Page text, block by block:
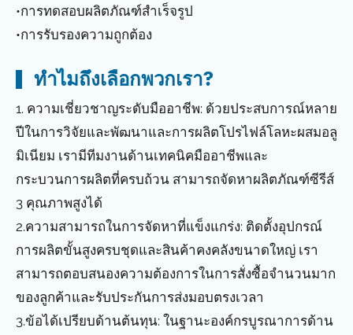
•การทดสอบผลิตภัณฑ์สำเร็จรูป
•การรับรองความถูกต้อง
ทำไมถึงเลือกพวกเรา?
1. ความเชี่ยวชาญระดับมืออาชีพ: ด้วยประสบการณ์หลาย
ปีในการวิจัยและพัฒนาและการผลิตโปรไฟล์โลหะผสมอลู
มิเนียม เรามีทีมงานด้านเทคนิคมืออาชีพและ
กระบวนการผลิตที่ครบถ้วน สามารถจัดหาผลิตภัณฑ์ซีรีส์
3 คุณภาพสูงได้
2.ความสามารถในการจัดหาที่แข็งแกร่ง: ติดตั้งอุปกรณ์
การผลิตขั้นสูงครบชุดและสินค้าคงคลังขนาดใหญ่ เรา
สามารถตอบสนองความต้องการในการสั่งซื้อจำนวนมาก
ของลูกค้าและรับประกันการส่งมอบตรงเวลา
3.ข้อได้เปรียบด้านต้นทุน: ในฐานะองค์กรบูรณาการด้าน